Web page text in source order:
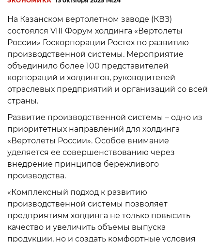
На Казанском вертолетном заводе (КВЗ)
состоялся VIII Форум холдинга «Вертолеты
России» Госкорпорации Ростех по развитию
производственной системы. Мероприятие
объединило более 100 представителей
корпораций и холдингов, руководителей
отраслевых предприятий и организаций со всей
страны.
Развитие производственной системы – одно из
приоритетных направлений для холдинга
«Вертолеты России». Особое внимание
уделяется ее совершенствованию через
внедрение принципов бережливого
производства.
«Комплексный подход к развитию
производственной системы позволяет
предприятиям холдинга не только повысить
качество и увеличить объемы выпуска
продукции, но и создать комфортные условия